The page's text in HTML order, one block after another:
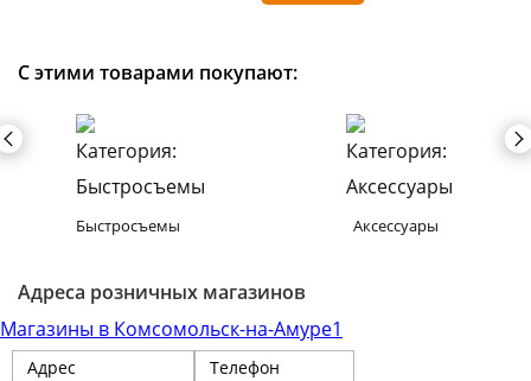
С этими товарами покупают:
Быстросъемы Аксессуары
Адреса розничных магазинов
Магазины в Комсомольск-на-Амуре1
Адрес
Телефон